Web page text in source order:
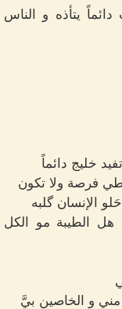
يتأذه و الناس
خليج دائماً
فرصة ولا تكون
الإنسان گلبه
الطيبة مو الكل
مني و الخاصين بيَّ